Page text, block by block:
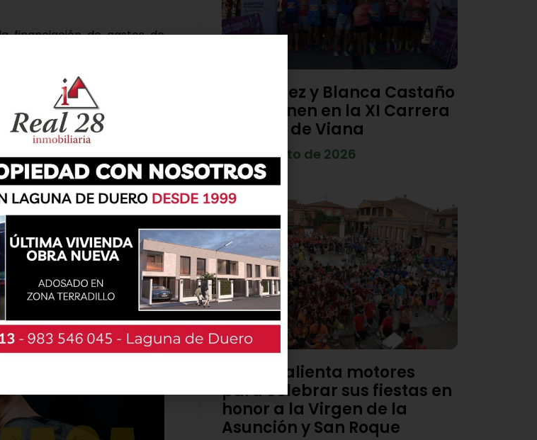
financiación de gastos de
menores realizados
enero de 2023 hasta el 31
a la naturaleza de las
y ampliación de los servicios
a la actividad municipal
corrientes y servicios
gastos financieros y
Diego Díez y Blanca Castaño
se imponen en la XI Carrera
Popular de Viana
4 de agosto de 2026
Viana calienta motores
para celebrar sus fiestas en
honor a la Virgen de la
Asunción y San Roque